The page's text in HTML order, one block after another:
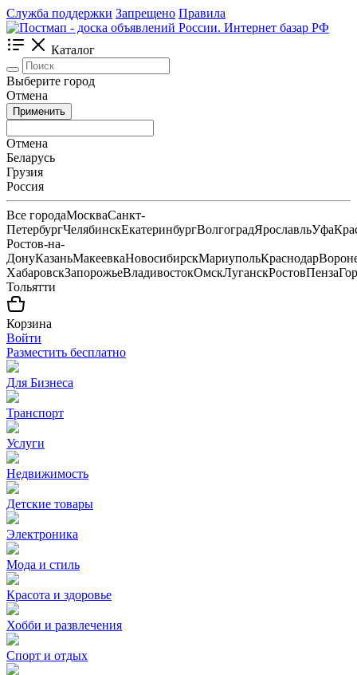
Служба поддержки Запрещено Правила
Каталог
Выберите город
Отмена
Применить
Отмена
Беларусь
Грузия
Россия
Все городаМоскваСанкт-
ПетербургЧелябинскЕкатеринбургВолгоградЯрославльУфа
Ростов-на-
ДонуКазаньМакеевкаНовосибирскМариупольКраснодар
ХабаровскЗапорожьеВладивостокОмскЛуганскРостовПенза
Тольятти
Корзина
Войти
Разместить бесплатно
Для Бизнеса
Транспорт
Услуги
Недвижимость
Детские товары
Электроника
Мода и стиль
Красота и здоровье
Хобби и развлечения
Спорт и отдых